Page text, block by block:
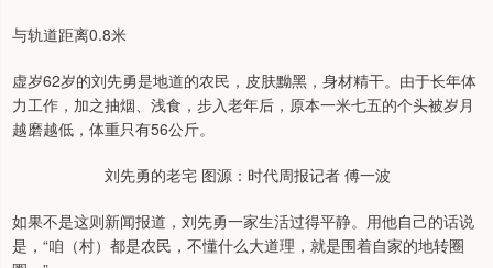
与轨道距离0.8米
虚岁62岁的刘先勇是地道的农民，皮肤黝黑，身材精干。由于长年体
力工作，加之抽烟、浅食，步入老年后，原本一米七五的个头被岁月
越磨越低，体重只有56公斤。
刘先勇的老宅 图源：时代周报记者 傅一波
如果不是这则新闻报道，刘先勇一家生活过得平静。用他自己的话说
是，“咱（村）都是农民，不懂什么大道理，就是围着自家的地转圈